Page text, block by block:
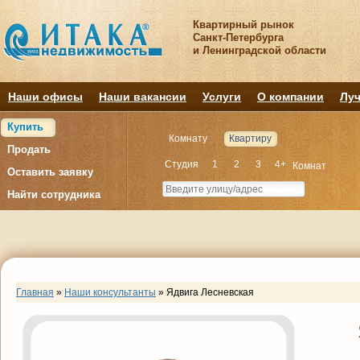
Квартирный рынок
Санкт-Петербурга
и Ленинградской области
Наши офисы Наши вакансии Услуги О компании
Купить
Продать
Оставить заявку
Найти сотрудника
Комнату Квартиру
Студия 1 2 3 4+ Комнат
Главная » Наши консультанты » Ядвига Лесневская